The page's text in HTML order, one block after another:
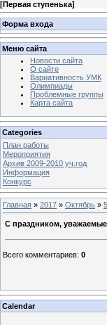
[Первая ступенька]
Форма входа
Меню сайта
Новости сайта
О сайте
Вариативность УМК
Олимпиады
Проблемные группы
Карта сайта
Categories
План работы
Мероприятия
Архив 2009-2010 уч.год
Информация
Конкурс
Главная » 2017 » Октябрь » 5
С праздником,
Всего комментариев: 0
Calendar